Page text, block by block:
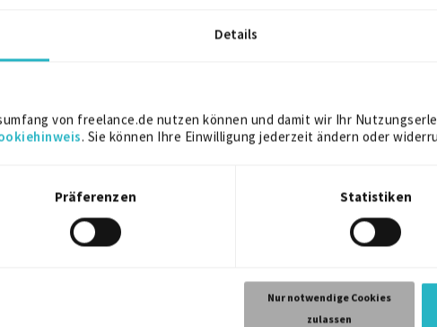
Details
von freelance.de nutzen können und damit wir Ihr
. Sie können Ihre Einwilligung jederzeit ändern oder
Präferenzen Statistiken
Nur notwendige Cookies
zulassen
Claim-Manager Ge...
Bauingenieur / Architekt